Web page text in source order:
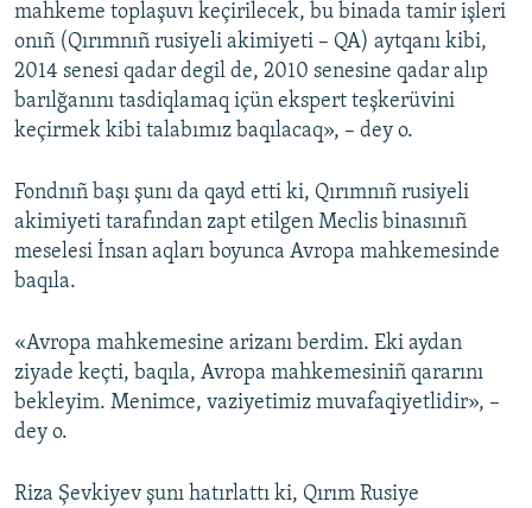
mahkeme toplaşuvı keçirilecek, bu binada tamir işleri
onıñ (Qırımnıñ rusiyeli akimiyeti – QA) aytqanı kibi,
2014 senesi qadar degil de, 2010 senesine qadar alıp
barılğanını tasdiqlamaq içün ekspert teşkerüvini
keçirmek kibi talabımız baqılacaq», – dey o.
Fondnıñ başı şunı da qayd etti ki, Qırımnıñ rusiyeli
akimiyeti tarafından zapt etilgen Meclis binasınıñ
meselesi İnsan aqları boyunca Avropa mahkemesinde
baqıla.
«Avropa mahkemesine arizanı berdim. Eki aydan
ziyade keçti, baqıla, Avropa mahkemesiniñ qararını
bekleyim. Menimce, vaziyetimiz muvafaqiyetlidir», –
dey o.
Riza Şevkiyev şunı hatırlattı ki, Qırım Rusiye